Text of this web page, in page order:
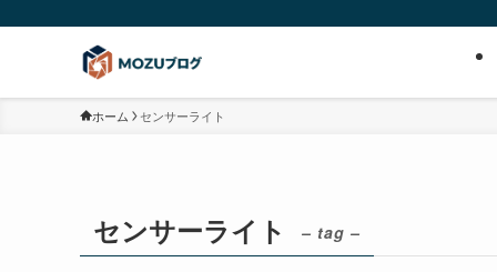
ホーム センサーライト
センサーライト – tag –